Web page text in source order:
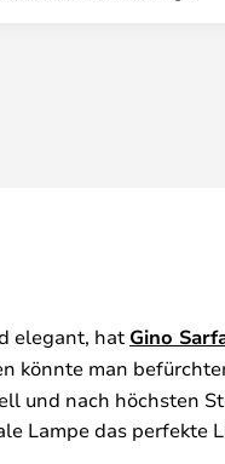
elegant, hat Gino
könnte man
und nach höchsten
Lampe das perfekte